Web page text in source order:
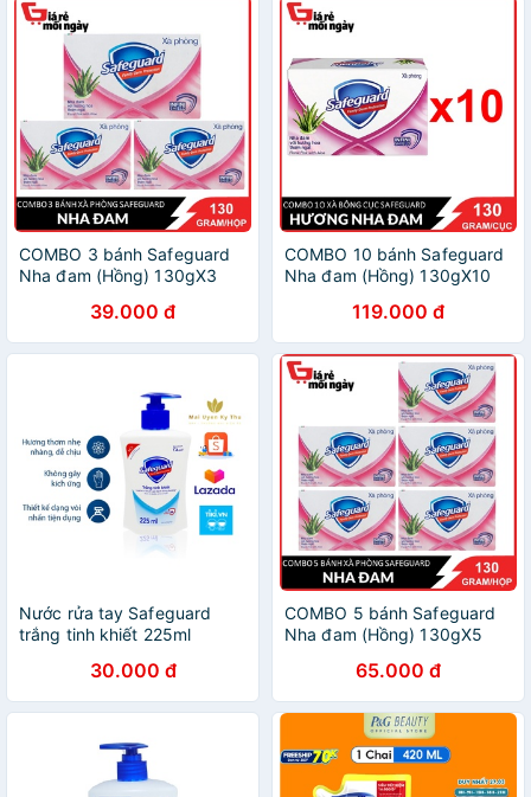
COMBO 3 bánh Safeguard
Nha đam (Hồng) 130gX3
39.000 đ
COMBO 10 bánh Safeguard
Nha đam (Hồng) 130gX10
119.000 đ
Nước rửa tay Safeguard
trắng tinh khiết 225ml
30.000 đ
COMBO 5 bánh Safeguard
Nha đam (Hồng) 130gX5
65.000 đ